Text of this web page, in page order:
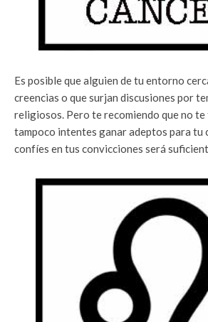
Es posible que alguien de tu entorno
creencias o que surjan discusiones por
religiosos. Pero te recomiendo que no
tampoco intentes ganar adeptos para tu
confíes en tus convicciones será